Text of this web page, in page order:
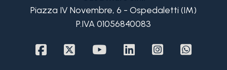
Piazza IV Novembre, 6 - Ospedaletti (IM)
P.IVA 01056840083